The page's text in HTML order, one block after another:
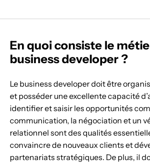
En quoi consiste le
business developer ?
Le business developer doit être
et posséder une excellente capacité
identifier et saisir les opportunités
communication, la négociation et un
relationnel sont des qualités
convaincre de nouveaux clients et
partenariats stratégiques. De plus, il